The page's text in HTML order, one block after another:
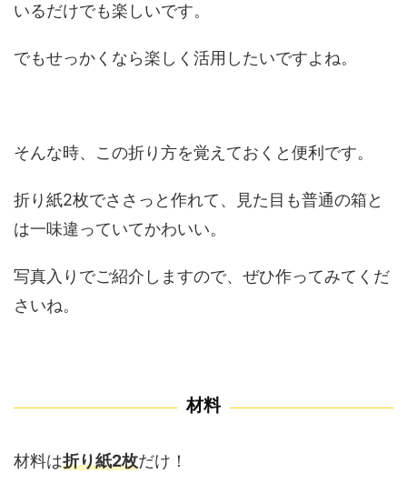
いるだけでも楽しいです。
でもせっかくなら楽しく活用したいですよね。
そんな時、この折り方を覚えておくと便利です。
折り紙2枚でささっと作れて、見た目も普通の箱と
は一味違っていてかわいい。
写真入りでご紹介しますので、ぜひ作ってみてくだ
さいね。
材料
材料は折り紙2枚だけ！